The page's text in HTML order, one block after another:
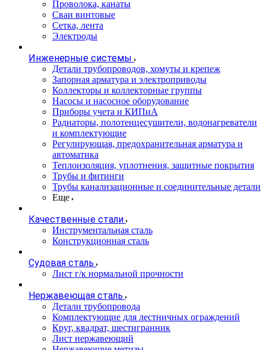
Проволока, канаты
Сваи винтовые
Сетка, лента
Электроды
Инженерные системы
Детали трубопроводов, хомуты и крепеж
Запорная арматура и электроприводы
Коллекторы и коллекторные группы
Насосы и насосное оборудование
Приборы учета и КИПиА
Радиаторы, полотенцесушители, водонагреватели
и комплектующие
Регулирующая, предохранительная арматура и
автоматика
Теплоизоляция, уплотнения, защитные покрытия
Трубы и фитинги
Трубы канализационные и соединительные детали
Еще
Качественные стали
Инструментальная сталь
Конструкционная сталь
Судовая сталь
Лист г/к нормальной прочности
Нержавеющая сталь
Детали трубопровода
Комплектующие для лестничных ограждений
Круг, квадрат, шестигранник
Лист нержавеющий